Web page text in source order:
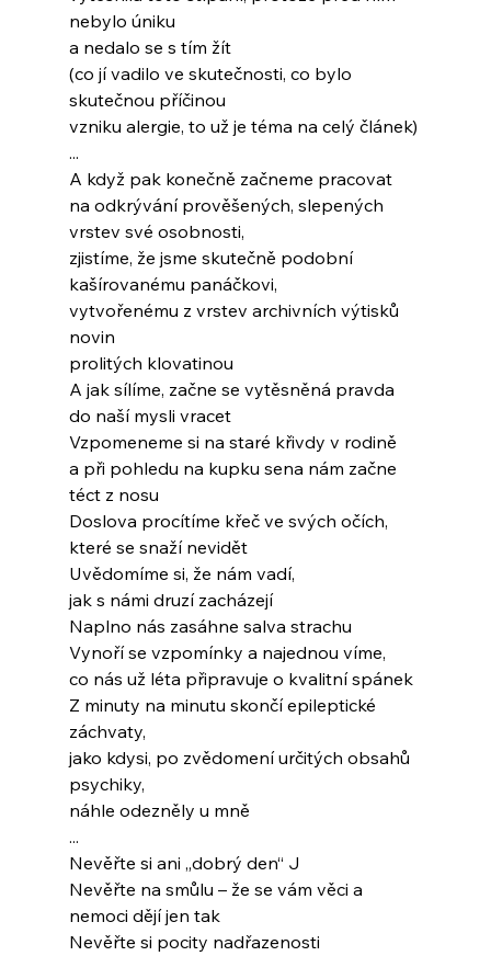
nebylo úniku
a nedalo se s tím žít
(co jí vadilo ve skutečnosti, co bylo
skutečnou příčinou
vzniku alergie, to už je téma na celý článek)
...
A když pak konečně začneme pracovat
na odkrývání prověšených, slepených
vrstev své osobnosti,
zjistíme, že jsme skutečně podobní
kašírovanému panáčkovi,
vytvořenému z vrstev archivních výtisků
novin
prolitých klovatinou
A jak sílíme, začne se vytěsněná pravda
do naší mysli vracet
Vzpomeneme si na staré křivdy v rodině
a při pohledu na kupku sena nám začne
téct z nosu
Doslova procítíme křeč ve svých očích,
které se snaží nevidět
Uvědomíme si, že nám vadí,
jak s námi druzí zacházejí
Naplno nás zasáhne salva strachu
Vynoří se vzpomínky a najednou víme,
co nás už léta připravuje o kvalitní spánek
Z minuty na minutu skončí epileptické
záchvaty,
jako kdysi, po zvědomení určitých obsahů
psychiky,
náhle odezněly u mně
...
Nevěřte si ani „dobrý den“ J
Nevěřte na smůlu – že se vám věci a
nemoci dějí jen tak
Nevěřte si pocity nadřazenosti